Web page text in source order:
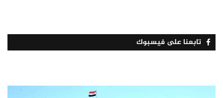
تابعنا على فيسبوك